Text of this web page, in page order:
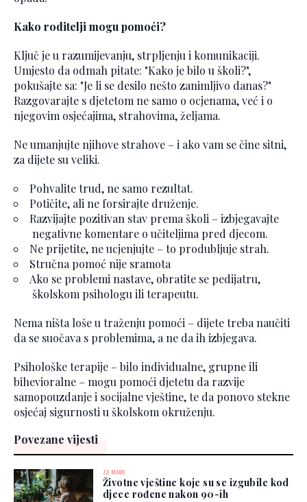
Kako roditelji mogu pomoći?
Ključ je u razumijevanju, strpljenju i komunikaciji.
Umjesto da odmah pitate: "Kako je bilo u školi?",
pokušajte sa: "Je li se desilo nešto zanimljivo danas?"
Razgovarajte s djetetom ne samo o ocjenama, već i o
njegovim osjećajima, strahovima, željama.
Ne umanjujte njihove strahove – i ako vam se čine sitni,
za dijete su veliki.
Pohvalite trud, ne samo rezultat.
Potičite, ali ne forsirajte druženje.
Razvijajte pozitivan stav prema školi – izbjegavajte
negativne komentare o učiteljima pred djecom.
Ne prijetite, ne ucjenjujte – to produbljuje strah.
Stručna pomoć nije sramota
Ako se problemi nastave, obratite se pedijatru,
školskom psihologu ili terapeutu.
Nema ništa loše u traženju pomoći – dijete treba naučiti
da se suočava s problemima, a ne da ih izbjegava.
Psihološke terapije – bilo individualne, grupne ili
bihevioralne – mogu pomoći djetetu da razvije
samopouzdanje i socijalne vještine, te da ponovo stekne
osjećaj sigurnosti u školskom okruženju.
Povezane vijesti
ZA MAME
Životne vještine koje su se izgubile kod
djece rođene nakon 90-ih